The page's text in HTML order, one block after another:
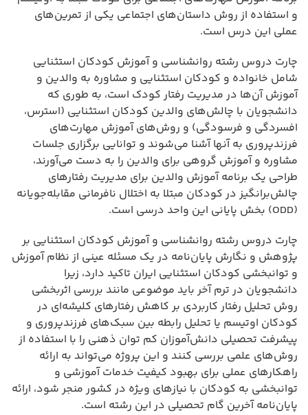
و استفاده از روش داستان‌های اجتماعی یکی از تمرین‌های
عملی این درس است.
چارت دروس رشته روانشناسی و آموزش کودکان استثنایی
شامل خانواده و کودکان استثنایی و مشاوره به والدین و
آموزش آن‌ها در مدیریت رفتار کودک است، به طوری که
دانشجویان با چالش‌های والدین کودکان استثنایی (استرس،
افسردگی و فرسودگی) و روش‌های آموزش مهارت‌های
فرزندپروری به آنها آشنا می‌شوند و توانایی برگزاری جلسات
مشاوره و آموزش گروهی برای والدین را به دست می‌آورند،
طراحی یک برنامه آموزش والدین برای مدیریت رفتارهای
چالش‌برانگیز در کودکان مبتلا به اختلال نافرمانی مقابله‌جویانه
(ODD) بخش پایانی این واحد درسی است.
چارت دروس رشته روانشناسی و آموزش کودکان استثنایی بر
پژوهش و نگارش پایان‌نامه در یک مسئله عینی از نظام آموزش
و توانبخشی کودکان استثنایی ایران تاکید دارد، زیرا
دانشجویان در ترم آخر باید موضوعی مانند بررسی اثربخشی
روش تحلیل رفتار کاربردی بر کاهش رفتارهای کلیشه‌ای در
کودکان اوتیسم یا تحلیل رابطه بین سبک‌های فرزندپروری و
پیشرفت تحصیلی دانش‌آموزان کم توان ذهنی را با استفاده از
روش‌های علمی بررسی کنند و این پروژه می‌تواند به ارائه
راهکارهای عملی برای بهبود کیفیت خدمات آموزشی و
توانبخشی به کودکان با نیازهای ویژه در کشور منجر شود، ارائه
پایان‌نامه آخرین گام تحصیلی در این رشته است.